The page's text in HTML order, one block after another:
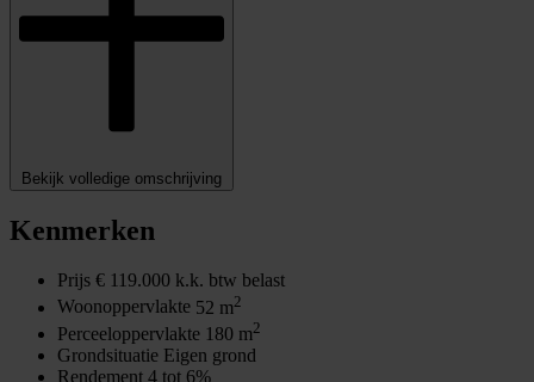
Bekijk volledige omschrijving
Kenmerken
Prijs € 119.000 k.k. btw belast
Woonoppervlakte 52 m2
Perceeloppervlakte 180 m2
Grondsituatie Eigen grond
Rendement 4 tot 6%